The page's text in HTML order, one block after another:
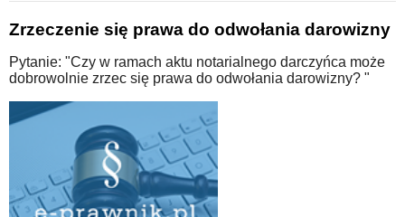
Zrzeczenie się prawa do odwołania darowizny
Pytanie: "Czy w ramach aktu notarialnego darczyńca może
dobrowolnie zrzec się prawa do odwołania darowizny? "